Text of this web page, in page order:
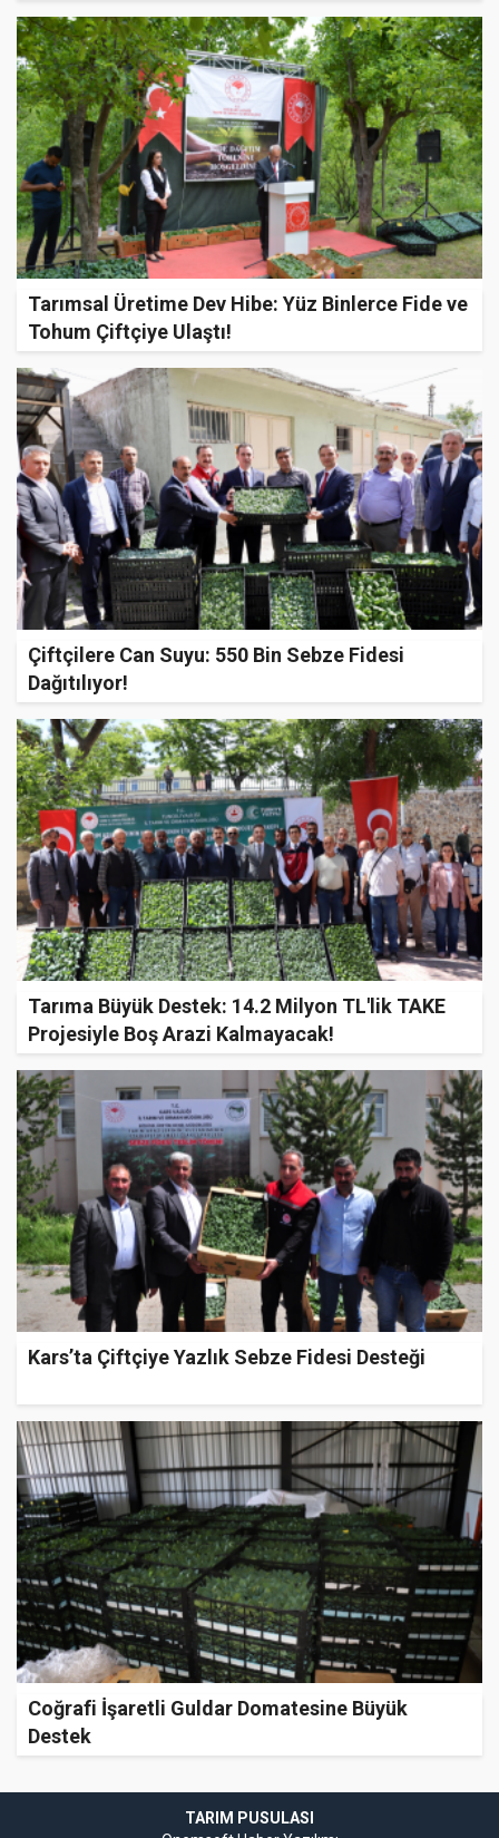
Tarımsal Üretime Dev Hibe: Yüz Binlerce Fide ve
Tohum Çiftçiye Ulaştı!
Çiftçilere Can Suyu: 550 Bin Sebze Fidesi
Dağıtılıyor!
Tarıma Büyük Destek: 14.2 Milyon TL'lik TAKE
Projesiyle Boş Arazi Kalmayacak!
Kars’ta Çiftçiye Yazlık Sebze Fidesi Desteği
Coğrafi İşaretli Guldar Domatesine Büyük
Destek
TARIM PUSULASI